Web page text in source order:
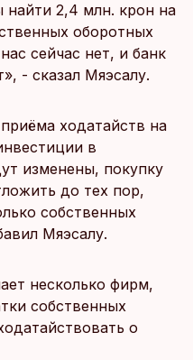
2,4 млн. крон на
оборотных
сейчас нет, и банк
- сказал Мяэсалу.
ходатайств на
в
изменены, покупку
до тех пор,
собственных
Мяэсалу.
несколько фирм,
собственных
о